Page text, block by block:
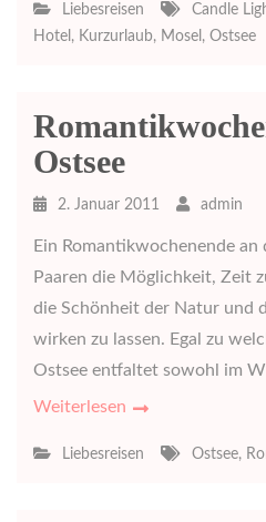
Liebesreisen Candle
Hotel , Kurzurlaub, Mosel , Ostsee
Ostsee
2. Januar 2011 admin
Ein Romantikwochenende
Paaren die Möglichkeit, Zeit
die Schönheit der Natur und
wirken zu lassen. Egal zu
Ostsee entfaltet sowohl im
Weiterlesen
Liebesreisen Ostsee,